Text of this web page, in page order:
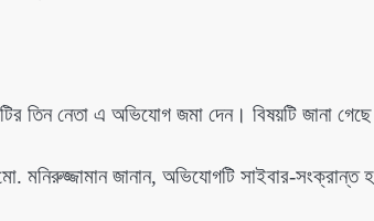
তিন নেতা এ অভিযোগ জমা দেন। বিষয়টি জানা
মনিরুজ্জামান জানান, অভিযোগটি সাইবার-সংক্রান্ত